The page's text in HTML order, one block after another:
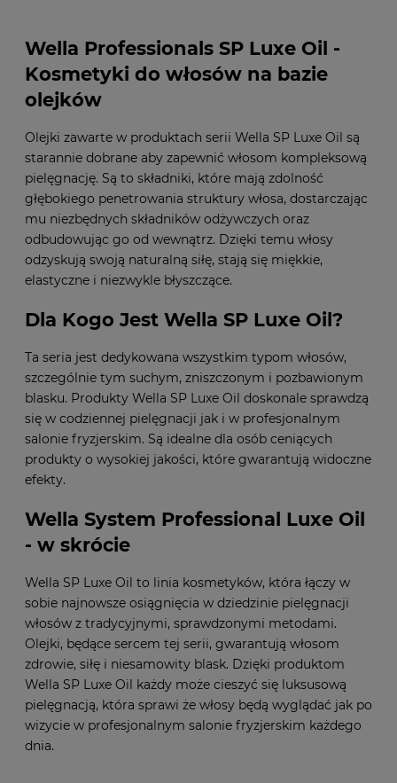
Wella Professionals SP Luxe Oil -
Kosmetyki do włosów na bazie
olejków
Olejki zawarte w produktach serii Wella SP Luxe Oil są
starannie dobrane aby zapewnić włosom kompleksową
pielęgnację. Są to składniki, które mają zdolność
głębokiego penetrowania struktury włosa, dostarczając
mu niezbędnych składników odżywczych oraz
odbudowując go od wewnątrz. Dzięki temu włosy
odzyskują swoją naturalną siłę, stają się miękkie,
elastyczne i niezwykle błyszczące.
Dla Kogo Jest Wella SP Luxe Oil?
Ta seria jest dedykowana wszystkim typom włosów,
szczególnie tym suchym, zniszczonym i pozbawionym
blasku. Produkty Wella SP Luxe Oil doskonale sprawdzą
się w codziennej pielęgnacji jak i w profesjonalnym
salonie fryzjerskim. Są idealne dla osób ceniących
produkty o wysokiej jakości, które gwarantują widoczne
efekty.
Wella System Professional Luxe Oil
- w skrócie
Wella SP Luxe Oil to linia kosmetyków, która łączy w
sobie najnowsze osiągnięcia w dziedzinie pielęgnacji
włosów z tradycyjnymi, sprawdzonymi metodami.
Olejki, będące sercem tej serii, gwarantują włosom
zdrowie, siłę i niesamowity blask. Dzięki produktom
Wella SP Luxe Oil każdy może cieszyć się luksusową
pielęgnacją, która sprawi że włosy będą wyglądać jak po
wizycie w profesjonalnym salonie fryzjerskim każdego
dnia.